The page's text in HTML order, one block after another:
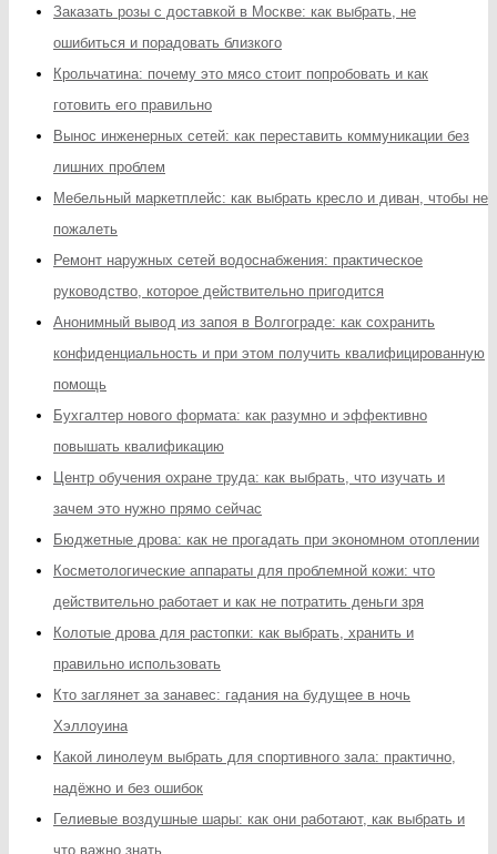
Заказать розы с доставкой в Москве: как выбрать, не
ошибиться и порадовать близкого
Крольчатина: почему это мясо стоит попробовать и как
готовить его правильно
Вынос инженерных сетей: как переставить коммуникации без
лишних проблем
Мебельный маркетплейс: как выбрать кресло и диван, чтобы не
пожалеть
Ремонт наружных сетей водоснабжения: практическое
руководство, которое действительно пригодится
Анонимный вывод из запоя в Волгограде: как сохранить
конфиденциальность и при этом получить квалифицированную
помощь
Бухгалтер нового формата: как разумно и эффективно
повышать квалификацию
Центр обучения охране труда: как выбрать, что изучать и
зачем это нужно прямо сейчас
Бюджетные дрова: как не прогадать при экономном отоплении
Косметологические аппараты для проблемной кожи: что
действительно работает и как не потратить деньги зря
Колотые дрова для растопки: как выбрать, хранить и
правильно использовать
Кто заглянет за занавес: гадания на будущее в ночь
Хэллоуина
Какой линолеум выбрать для спортивного зала: практично,
надёжно и без ошибок
Гелиевые воздушные шары: как они работают, как выбрать и
что важно знать